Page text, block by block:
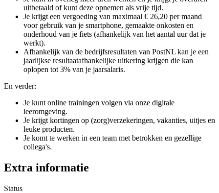
uitbetaald of kunt deze opnemen als vrije tijd.
Je krijgt een vergoeding van maximaal € 26,20 per maand
voor gebruik van je smartphone, gemaakte onkosten en
onderhoud van je fiets (afhankelijk van het aantal uur dat je
werkt).
Afhankelijk van de bedrijfsresultaten van PostNL kan je een
jaarlijkse resultaatafhankelijke uitkering krijgen die kan
oplopen tot 3% van je jaarsalaris.
En verder:
Je kunt online trainingen volgen via onze digitale
leeromgeving.
Je krijgt kortingen op (zorg)verzekeringen, vakanties, uitjes en
leuke producten.
Je komt te werken in een team met betrokken en gezellige
collega's.
Extra informatie
Status